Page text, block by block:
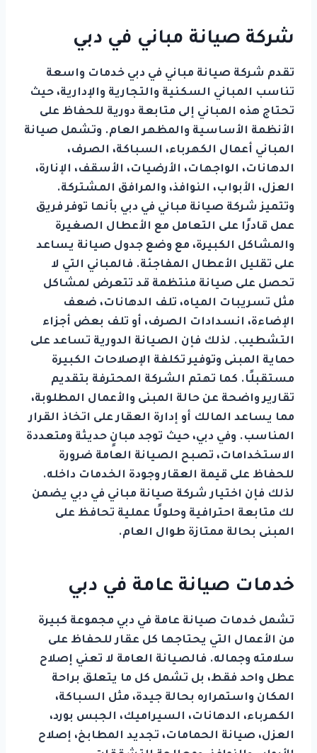
شركة صيانة مباني في دبي
تقدم شركة صيانة مباني في دبي خدمات واسعة
تناسب المباني السكنية والتجارية والإدارية، حيث
تحتاج هذه المباني إلى متابعة دورية للحفاظ على
الأنظمة الأساسية والمظهر العام. وتشمل صيانة
المباني أعمال الكهرباء، السباكة، الصرف،
الدهانات، الواجهات، الأرضيات، الأسقف، الإنارة،
العزل، الأبواب، النوافذ، والمرافق المشتركة.
وتتميز شركة صيانة مباني في دبي بأنها توفر فريق
عمل قادرًا على التعامل مع الأعطال الصغيرة
والمشاكل الكبيرة، مع وضع جدول صيانة يساعد
على تقليل الأعطال المفاجئة. فالمباني التي لا
تحصل على صيانة منتظمة قد تتعرض لمشاكل
مثل تسريبات المياه، تلف الدهانات، ضعف
الإضاءة، انسدادات الصرف، أو تلف بعض أجزاء
التشطيب. لذلك فإن الصيانة الدورية تساعد على
حماية المبنى وتوفير تكلفة الإصلاحات الكبيرة
مستقبلًا. كما تهتم الشركة المحترفة بتقديم
تقارير واضحة عن حالة المبنى والأعمال المطلوبة،
مما يساعد المالك أو إدارة العقار على اتخاذ القرار
المناسب. وفي دبي، حيث توجد مبانٍ حديثة ومتعددة
الاستخدامات، تصبح الصيانة العامة ضرورة
للحفاظ على قيمة العقار وجودة الخدمات داخله.
لذلك فإن اختيار شركة صيانة مباني في دبي يضمن
لك متابعة احترافية وحلولًا عملية تحافظ على
المبنى بحالة ممتازة طوال العام.
خدمات صيانة عامة في دبي
تشمل خدمات صيانة عامة في دبي مجموعة كبيرة
من الأعمال التي يحتاجها كل عقار للحفاظ على
سلامته وجماله. فالصيانة العامة لا تعني إصلاح
عطل واحد فقط، بل تشمل كل ما يتعلق براحة
المكان واستمراره بحالة جيدة، مثل السباكة،
الكهرباء، الدهانات، السيراميك، الجبس بورد،
العزل، صيانة الحمامات، تجديد المطابخ، إصلاح